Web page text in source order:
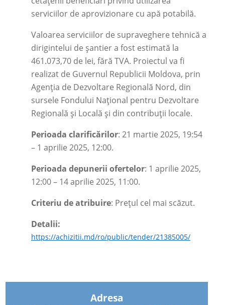
serviciilor de aprovizionare cu apă potabilă.
Valoarea serviciilor de supraveghere tehnică a
dirigintelui de șantier a fost estimată la
461.073,70 de lei, fără TVA. Proiectul va fi
realizat de Guvernul Republicii Moldova, prin
Agenția de Dezvoltare Regională Nord, din
sursele Fondului Național pentru Dezvoltare
Regională și Locală și din contribuții locale.
Perioada clarificărilor: 21 martie 2025, 19:54
– 1 aprilie 2025, 12:00.
Perioada depunerii ofertelor: 1 aprilie 2025,
12:00 – 14 aprilie 2025, 11:00.
Criteriu de atribuire: Prețul cel mai scăzut.
Detalii:
https://achizitii.md/ro/public/tender/21385005/
Adresa